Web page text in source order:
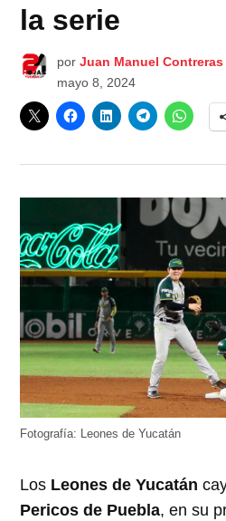
la serie
por Juan Manuel Contreras
mayo 8, 2024
Fotografía: Leones de Yucatán
Los Leones de Yucatán
Pericos de Puebla, en su